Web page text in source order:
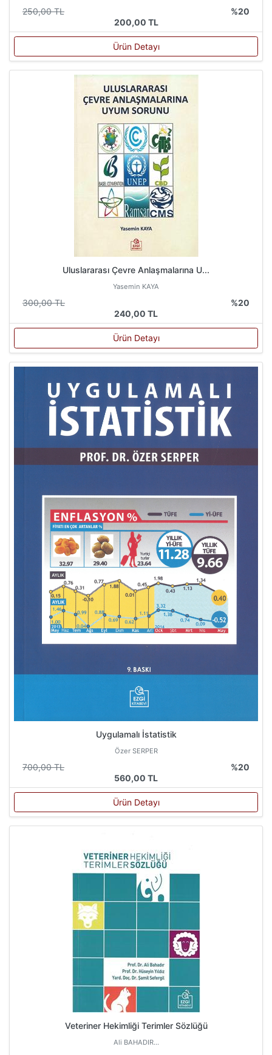
250,00 TL
%20
200,00 TL
Ürün Detayı
Uluslararası Çevre Anlaşmalarına U...
Yasemin KAYA
300,00 TL
%20
240,00 TL
Ürün Detayı
Uygulamalı İstatistik
Özer SERPER
700,00 TL
%20
560,00 TL
Ürün Detayı
Veteriner Hekimliği Terimler Sözlüğü
Ali BAHADIR...